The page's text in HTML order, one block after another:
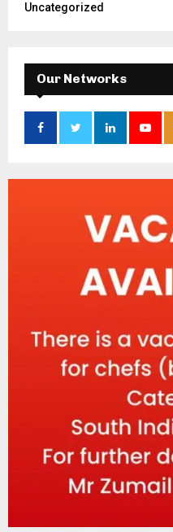
Uncategorized
Our Networks